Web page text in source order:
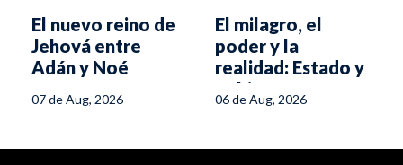
El nuevo reino de
Jehová entre
Adán y Noé
07 de Aug, 2026
El milagro, el
poder y la
realidad: Estado y
gobierno ante un
experimento
06 de Aug, 2026